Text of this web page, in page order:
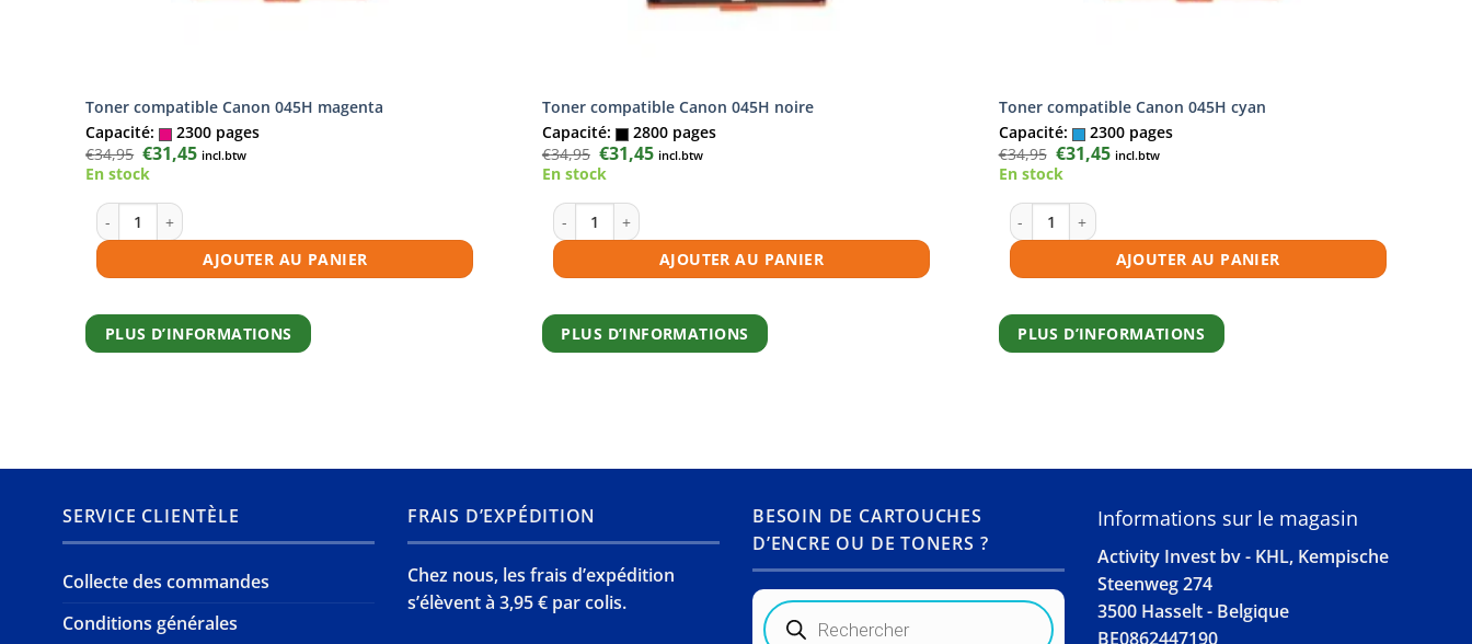
Toner compatible Canon 045H magenta
Capacité:
2300 pages
€34,95 Le
prix
initial
€34,95.
€31,45Le
prix
incl.btw
En stock
quantité de Toner compatible Canon 045H magenta
AJOUTER AU PANIER
PLUS D’INFORMATIONS
Toner compatible Canon 045H noire
Capacité:
2800 pages
€34,95 Le
prix
initial
€34,95.
€31,45Le
prix
incl.btw
En stock
quantité de Toner compatible Canon 045H noire
AJOUTER AU PANIER
PLUS D’INFORMATIONS
Toner compatible Canon 045H cyan
Capacité:
2300 pages
€34,95 Le
prix
initial
€34,95.
€31,45Le
prix
incl.btw
En stock
quantité de Toner compatible Canon 045H cyan
AJOUTER AU PANIER
PLUS D’INFORMATIONS
SERVICE CLIENTÈLE
Collecte des commandes
Conditions générales
FRAIS D’EXPÉDITION
Chez nous, les frais d’expédition
s’élèvent à 3,95 € par colis.
BESOIN DE CARTOUCHES
D’ENCRE OU DE TONERS ?
Recherche
de
Informations sur le magasin
Activity Invest bv - KHL, Kempische
Steenweg 274
3500 Hasselt - Belgique
BE0862447190